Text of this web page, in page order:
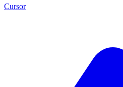
Cursor